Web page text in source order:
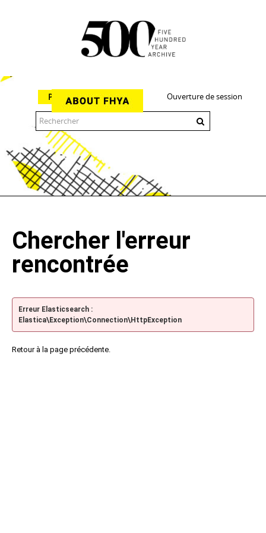
Ouverture de session
Parcourir
Chercher l'erreur
rencontrée
Erreur Elasticsearch :
Elastica\Exception\Connection\HttpException
Retour à la page précédente.